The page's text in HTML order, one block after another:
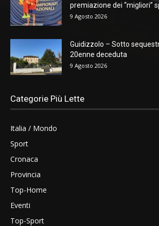
premiazione dei “migliori”
9 Agosto 2026
Guidizzolo – Sotto
20enne deceduta
9 Agosto 2026
Categorie Più Lette
Italia / Mondo
Sport
Cronaca
Provincia
Top-Home
Eventi
Top-Sport